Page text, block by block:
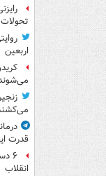
اربعین
قدرت
انقلاب